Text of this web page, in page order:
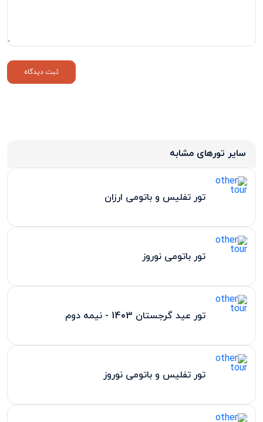
سایر تورهای مشابه
تور تفلیس و باتومی ارزان
تور باتومی نوروز
تور عید گرجستان 1403 - نیمه دوم
تور تفلیس و باتومی نوروز